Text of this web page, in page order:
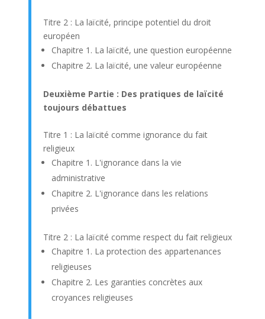
Titre 2 : La laïcité, principe potentiel du droit
européen
Chapitre 1. La laïcité, une question européenne
Chapitre 2. La laïcité, une valeur européenne
Deuxième Partie : Des pratiques de laïcité
toujours débattues
Titre 1 : La laïcité comme ignorance du fait
religieux
Chapitre 1. L'ignorance dans la vie
administrative
Chapitre 2. L'ignorance dans les relations
privées
Titre 2 : La laïcité comme respect du fait religieux
Chapitre 1. La protection des appartenances
religieuses
Chapitre 2. Les garanties concrètes aux
croyances religieuses